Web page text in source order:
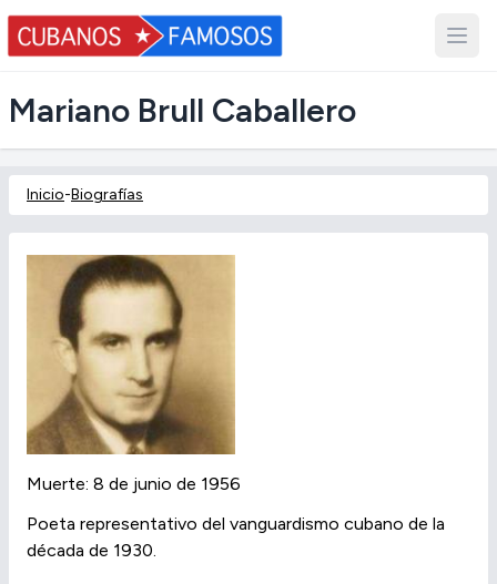
Mariano Brull Caballero
Inicio-Biografías
Muerte: 8 de junio de 1956
Poeta representativo del vanguardismo cubano de la
década de 1930.